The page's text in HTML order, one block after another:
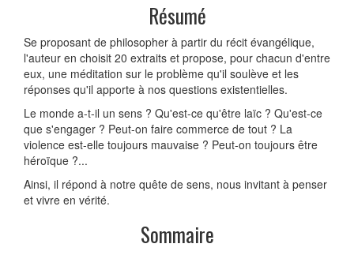
Résumé
Se proposant de philosopher à partir du récit évangélique,
l'auteur en choisit 20 extraits et propose, pour chacun d'entre
eux, une méditation sur le problème qu'il soulève et les
réponses qu'il apporte à nos questions existentielles.
Le monde a-t-il un sens ? Qu'est-ce qu'être laïc ? Qu'est-ce
que s'engager ? Peut-on faire commerce de tout ? La
violence est-elle toujours mauvaise ? Peut-on toujours être
héroïque ?...
Ainsi, il répond à notre quête de sens, nous invitant à penser
et vivre en vérité.
Sommaire